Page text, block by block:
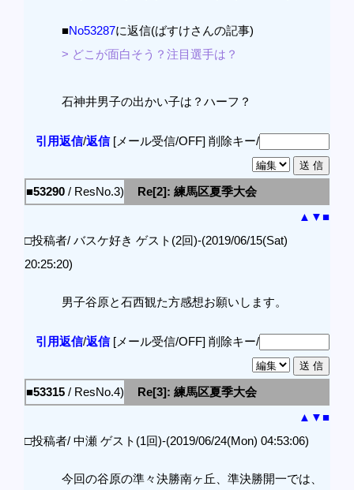
■No53287に返信(ばすけさんの記事)
> どこが面白そう？注目選手は？
石神井男子の出かい子は？ハーフ？
引用返信/返信[メール受信/OFF] 削除キー/
■53290 / ResNo.3)
Re[2]: 練馬区夏季大会
▲ ▼■
□投稿者/ バスケ好き ゲスト(2回)-(2019/06/15(Sat)
20:25:20)
男子谷原と石西観た方感想お願いします。
引用返信/返信[メール受信/OFF] 削除キー/
■53315 / ResNo.4)
Re[3]: 練馬区夏季大会
▲ ▼■
□投稿者/ 中瀬 ゲスト(1回)-(2019/06/24(Mon) 04:53:06)
今回の谷原の準々決勝南ヶ丘、準決勝開一では、